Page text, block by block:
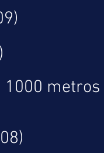
1000 metros